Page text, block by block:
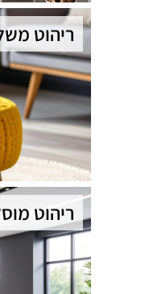
ריהוט
ריהוט